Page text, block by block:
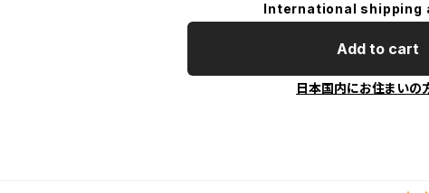
International shipping
Add to cart
日本国内にお住まいの